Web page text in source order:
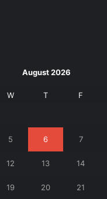
August 2026
W T F
5 6 7
12 13 14
19 20 21